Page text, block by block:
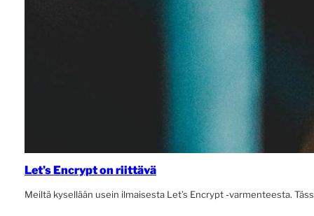
Let’s Encrypt on riittävä
Meiltä kysellään usein ilmaisesta Let’s Encrypt -varmenteesta.